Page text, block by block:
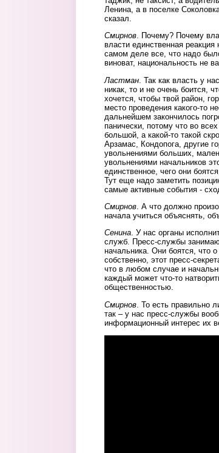
Ленина, а в поселке
сказал.
Смирнов. Почему? Почему
власти единственная
самом деле все, что надо
виноват, национальность не
Ластман . Так как власть у
никак, то и не очень боится,
хочется, чтобы твой район,
место проведения какого-то
дальнейшем закончилось
панически, потому что во
большой, а какой-то такой
Арзамас, Кондопога, другие
увольнениями больших,
увольнениями начальников
единственное, чего они
Тут еще надо заметить
самые активные события -
Смирнов . А что должно
начала учиться объяснять,
Сенина. У нас органы
служб. Пресс-службы
начальника. Они боятся, что
собственно, этот пресс-
что в любом случае и
каждый может что-то
общественностью.
Смирнов . То есть правильно
так – у нас пресс-службы
информационный интерес их